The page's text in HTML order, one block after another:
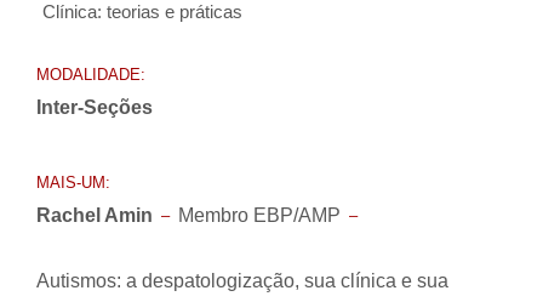
Clínica: teorias e práticas
MODALIDADE:
Inter-Seções
MAIS-UM:
Rachel Amin – Membro EBP/AMP –
Autismos: a despatologização, sua clínica e sua